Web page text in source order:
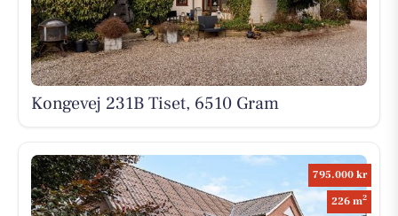
Kongevej 231B Tiset, 6510 Gram
795.000 kr
226 m2